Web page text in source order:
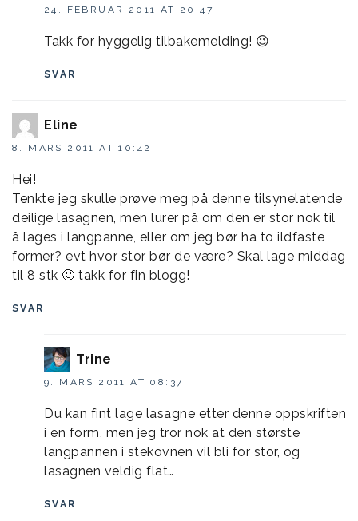
24. FEBRUAR 2011 AT 20:47
Takk for hyggelig tilbakemelding! 😉
SVAR
Eline
8. MARS 2011 AT 10:42
Hei!
Tenkte jeg skulle prøve meg på denne tilsynelatende
deilige lasagnen, men lurer på om den er stor nok til
å lages i langpanne, eller om jeg bør ha to ildfaste
former? evt hvor stor bør de være? Skal lage middag
til 8 stk 🙂 takk for fin blogg!
SVAR
Trine
9. MARS 2011 AT 08:37
Du kan fint lage lasagne etter denne oppskriften
i en form, men jeg tror nok at den største
langpannen i stekovnen vil bli for stor, og
lasagnen veldig flat…
SVAR